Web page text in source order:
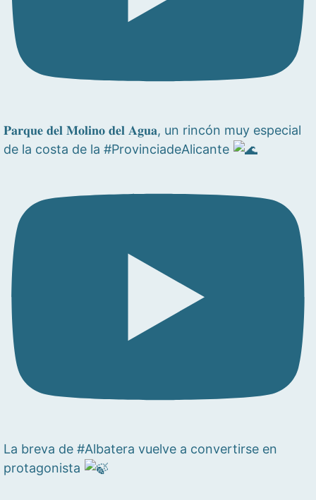
𝐏𝐚𝐫𝐪𝐮𝐞 𝐝𝐞𝐥 𝐌𝐨𝐥𝐢𝐧𝐨 𝐝𝐞𝐥 𝐀𝐠𝐮𝐚, un rincón muy especial
de la costa de la #ProvinciadeAlicante
La breva de #Albatera vuelve a convertirse en
protagonista